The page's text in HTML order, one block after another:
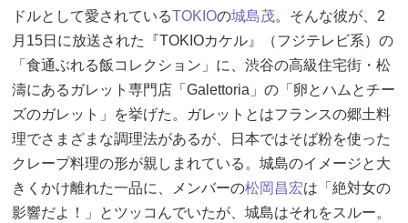
ドルとして愛されているTOKIOの城島茂。そんな彼が、2
月15日に放送された『TOKIOカケル』（フジテレビ系）の
「食通ぶれる飯コレクション」に、渋谷の高級住宅街・松
濤にあるガレット専門店「Galettoria」の「卵とハムとチー
ズのガレット」を挙げた。ガレットとはフランスの郷土料
理でさまざまな調理法があるが、日本ではそば粉を使った
クレープ料理の形が親しまれている。城島のイメージと大
きくかけ離れた一品に、メンバーの松岡昌宏は「絶対女の
影響だよ！」とツッコんでいたが、城島はそれをスルー。